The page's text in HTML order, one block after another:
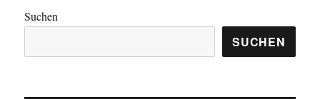
Suchen
SUCHEN